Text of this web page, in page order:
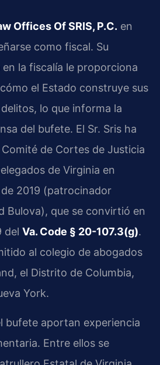
Offices Of SRIS, P.C. en
como fiscal. Su
la fiscalía le proporciona
el Estado construye sus
lo que informa la
del bufete. El Sr. Sris ha
de Cortes de Justicia
de Virginia en
2019 (patrocinador
Bulova), que se convirtió en
del Va. Code § 20-107.3(g).
al colegio de abogados
el Distrito de Columbia,
York.
bufete aportan experiencia
Entre ellos se